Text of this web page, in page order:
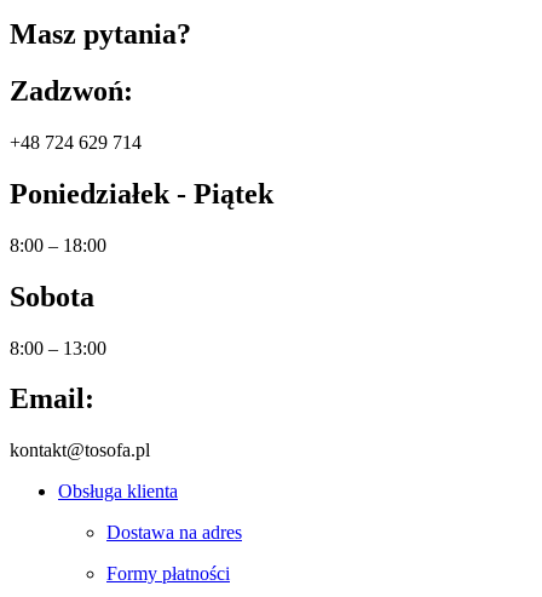
Masz pytania?
Zadzwoń:
+48 724 629 714
Poniedziałek - Piątek
8:00 – 18:00
Sobota
8:00 – 13:00
Email:
kontakt@tosofa.pl
Obsługa klienta
Dostawa na adres
Formy płatności